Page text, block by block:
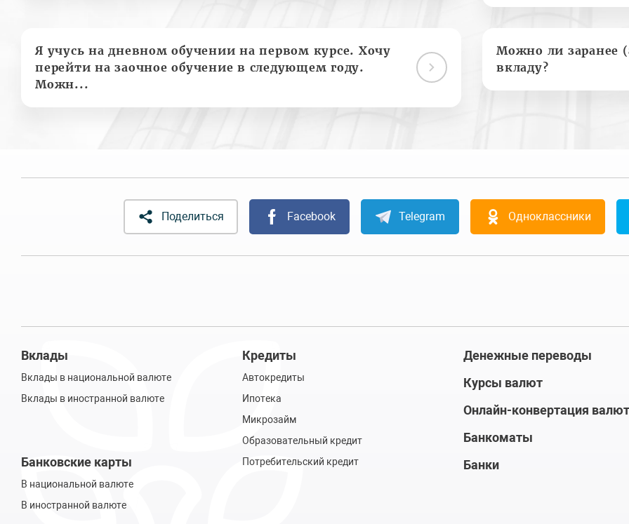
Я учусь на дневном обучении на первом курсе. Хочу
перейти на заочное обучение в следующем году.
Можн...
Можно ли заранее
вкладу?
Поделиться Facebook Telegram Одноклассники
Вклады
Вклады в национальной валюте
Вклады в иностранной валюте
Банковские карты
В национальной валюте
В иностранной валюте
Кредиты
Автокредиты
Ипотека
Микрозайм
Образовательный кредит
Потребительский кредит
Денежные переводы
Курсы валют
Онлайн-конвертация
Банкоматы
Банки